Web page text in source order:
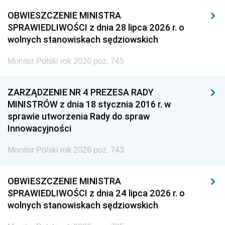
OBWIESZCZENIE MINISTRA
SPRAWIEDLIWOŚCI z dnia 28 lipca 2026 r. o
wolnych stanowiskach sędziowskich
Monitor Polski rok 2026 poz. 745
ZARZĄDZENIE NR 4 PREZESA RADY
MINISTRÓW z dnia 18 stycznia 2016 r. w
sprawie utworzenia Rady do spraw
Innowacyjności
Monitor Polski rok 2026 poz. 743
OBWIESZCZENIE MINISTRA
SPRAWIEDLIWOŚCI z dnia 24 lipca 2026 r. o
wolnych stanowiskach sędziowskich